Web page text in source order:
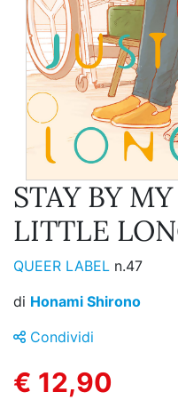
STAY BY
LITTLE
QUEER LABEL n.47
di Honami Shirono
Condividi
€ 12,90